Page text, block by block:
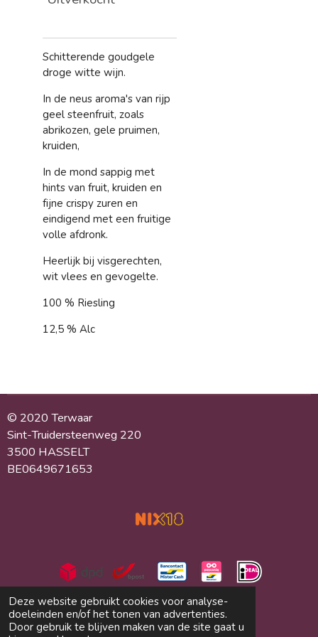
Deze website gebruikt cookies voor analyse-
doeleinden en/of het tonen van advertenties.
Door gebruik te blijven maken van de site gaat u
Schitterende goudgele
droge witte wijn.
In de neus aroma's van rijp
geel steenfruit, zoals
abrikozen, gele pruimen,
kruiden,
In de mond sappig met
hints van fruit, kruiden en
fijne crispy zuren en
eindigend met een fruitige
volle afdronk.
Heerlijk bij visgerechten,
wit vlees en gevogelte.
100 % Riesling
12,5 % Alc
© 2020 Terwaar
Sint-Truidersteenweg 220
3500 HASSELT
BE0649671653
Algemene Voorwaarden